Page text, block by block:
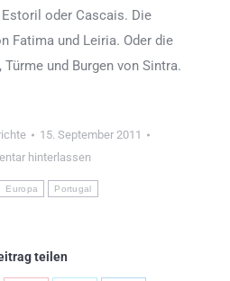
oder Cascais. Die
Fatima und Leiria. Oder die
und Burgen von Sintra.
15. September 2011
hinterlassen
Europa Portugal
teilen